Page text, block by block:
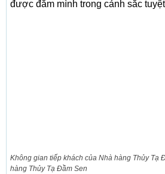
được đắm mình trong cảnh sắc
Không gian tiếp khách của Nhà hàng Thủy Tạ
hàng Thủy Tạ Đầm Sen